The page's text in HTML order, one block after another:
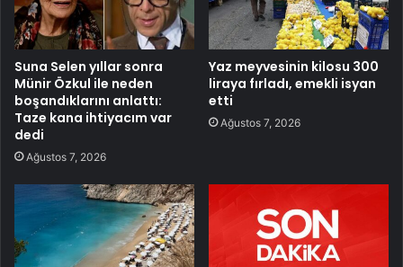
Suna Selen yıllar sonra
Münir Özkul ile neden
boşandıklarını anlattı:
Taze kana ihtiyacım var
dedi
Ağustos 7, 2026
Yaz meyvesinin kilosu 300
liraya fırladı, emekli isyan
etti
Ağustos 7, 2026